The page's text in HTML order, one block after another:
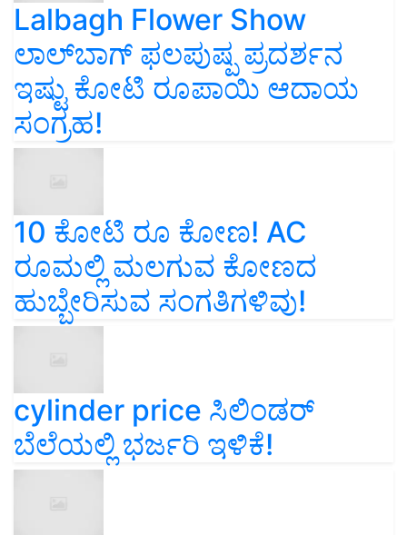
Lalbagh Flower Show
ಲಾಲ್‌ಬಾಗ್ ಫಲಪುಷ್ಪ ಪ್ರದರ್ಶನ
ಇಷ್ಟು ಕೋಟಿ ರೂಪಾಯಿ ಆದಾಯ
ಸಂಗ್ರಹ!
10 ಕೋಟಿ ರೂ ಕೋಣ! AC
ರೂಮಲ್ಲಿ ಮಲಗುವ ಕೋಣದ
ಹುಬ್ಬೇರಿಸುವ ಸಂಗತಿಗಳಿವು!
cylinder price ಸಿಲಿಂಡರ್‌
ಬೆಲೆಯಲ್ಲಿ ಭರ್ಜರಿ ಇಳಿಕೆ!